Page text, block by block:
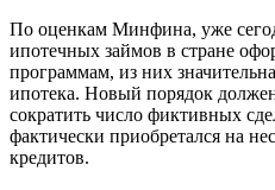
По оценкам Минфина, уже
ипотечных займов в стране
программам, из них
ипотека. Новый порядок
сократить число фиктивных
фактически приобретался на
кредитов.